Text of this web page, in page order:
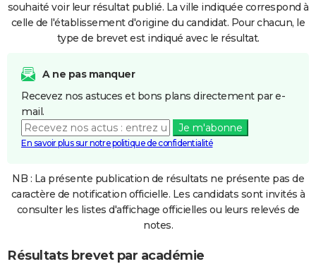
souhaité voir leur résultat publié. La ville indiquée correspond à
celle de l'établissement d'origine du candidat. Pour chacun, le
type de brevet est indiqué avec le résultat.
A ne pas manquer
Recevez nos astuces et bons plans directement par e-
mail.
Je m'abonne
En savoir plus sur notre politique de confidentialité
NB : La présente publication de résultats ne présente pas de
caractère de notification officielle. Les candidats sont invités à
consulter les listes d'affichage officielles ou leurs relevés de
notes.
Résultats brevet par académie